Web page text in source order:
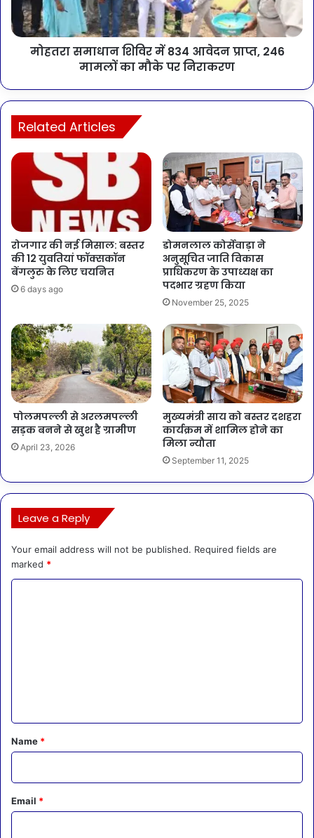
मोहतरा समाधान शिविर में 834 आवेदन प्राप्त, 246
मामलों का मौके पर निराकरण
Related Articles
रोजगार की नई मिसाल: बस्तर
की 12 युवतियां फॉक्सकॉन
बेंगलुरु के लिए चयनित
6 days ago
डोमनलाल कोर्सेवाड़ा ने
अनुसूचित जाति विकास
प्राधिकरण के उपाध्यक्ष का
पदभार ग्रहण किया
November 25, 2025
पोलमपल्ली से अरलमपल्ली
सड़क बनने से खुश है ग्रामीण
April 23, 2026
मुख्यमंत्री साय को बस्तर दशहरा
कार्यक्रम में शामिल होने का
मिला न्यौता
September 11, 2025
Leave a Reply
Your email address will not be published. Required fields are
marked *
*
Name *
Email *